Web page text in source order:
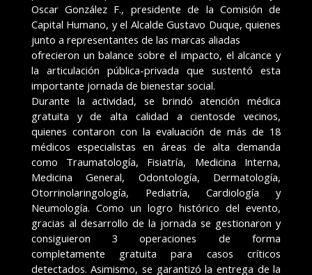
Oscar González F., presidente de la Comisión de
Capital Humano, y el Alcalde Gustavo Duque, quienes
junto a representantes de las marcas aliadas
ofrecieron un balance sobre el impacto, el alcance y
la articulación pública-privada que sustentó esta
importante jornada de bienestar social.
Durante la actividad, se brindó atención médica
gratuita y de alta calidad a cientosde vecinos,
quienes contaron con la evaluación de más de 18
médicos especialistas en áreas de alta demanda
como Traumatología, Fisiatría, Medicina Interna,
Medicina General, Odontología, Dermatología,
Otorrinolaringología, Pediatría, Cardiología y
Neumología. Como un logro histórico del evento,
gracias al desarrollo de la jornada se gestionaron y
consiguieron 3 operaciones de forma
completamente gratuita para casos críticos
detectados. Asimismo, se garantizó la entrega de la